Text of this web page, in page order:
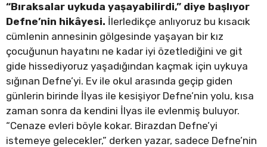
“Bıraksalar uykuda yaşayabilirdi,” diye başlıyor
Defne’nin hikâyesi. İlerledikçe anlıyoruz bu kısacık
cümlenin annesinin gölgesinde yaşayan bir kız
çocuğunun hayatını ne kadar iyi özetlediğini ve git
gide hissediyoruz yaşadığından kaçmak için uykuya
sığınan Defne’yi. Ev ile okul arasında geçip giden
günlerin birinde İlyas ile kesişiyor Defne’nin yolu, kısa
zaman sonra da kendini İlyas ile evlenmiş buluyor.
“Cenaze evleri böyle kokar. Birazdan Defne’yi
istemeye gelecekler,” derken yazar, sadece Defne’nin